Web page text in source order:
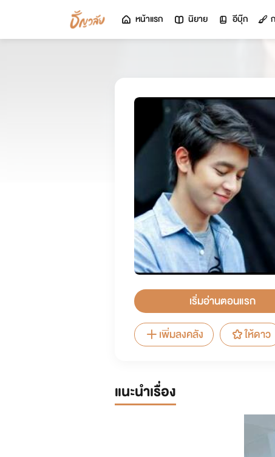
หน้าแรก นิยาย อีบุ๊ก
เริ่มอ่านตอนแรก
เพิ่มลงคลัง
ให้ดาว
แนะนำเรื่อง